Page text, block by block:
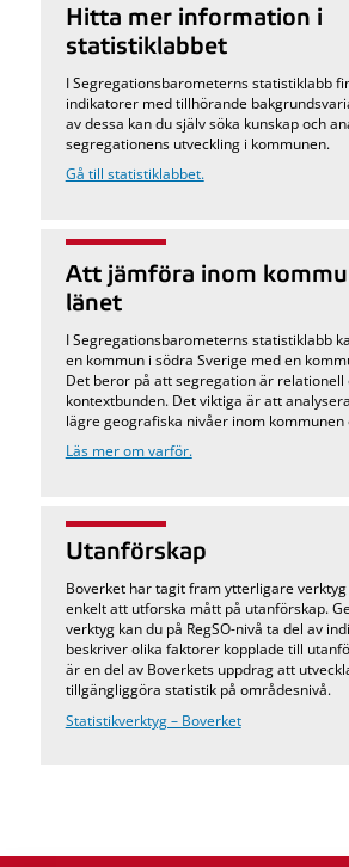
Hitta mer information i
statistiklabbet
I Segregationsbarometerns statistiklabb
indikatorer med tillhörande
av dessa kan du själv söka kunskap och
segregationens utveckling i kommunen.
Gå till statistiklabbet.
Att jämföra inom
länet
I Segregationsbarometerns statistiklabb
en kommun i södra Sverige med en
Det beror på att segregation är relationell
kontextbunden. Det viktiga är att
lägre geografiska nivåer inom kommunen
Läs mer om varför.
Utanförskap
Boverket har tagit fram ytterligare
enkelt att utforska mått på utanförskap.
verktyg kan du på RegSO-nivå ta del av
beskriver olika faktorer kopplade till
är en del av Boverkets uppdrag att
tillgängliggöra statistik på områdesnivå.
Statistikverktyg – Boverket